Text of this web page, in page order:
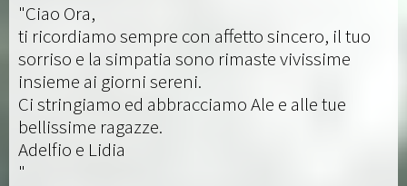
"Ciao Ora,
ti ricordiamo sempre con affetto sincero, il tuo
sorriso e la simpatia sono rimaste vivissime
insieme ai giorni sereni.
Ci stringiamo ed abbracciamo Ale e alle tue
bellissime ragazze.
Adelfio e Lidia
"